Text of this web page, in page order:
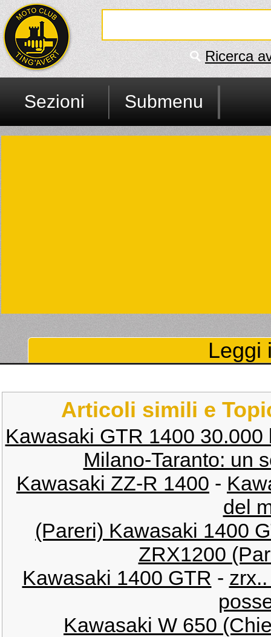
Ricerca
Sezioni Submenu
Leggi
Articoli simili e
Kawasaki GTR 1400 30.000
Milano-Taranto: un
Kawasaki ZZ-R 1400 -
del
(Pareri) Kawasaki 1400
ZRX1200
Kawasaki 1400 GTR -
Kawasaki W 650